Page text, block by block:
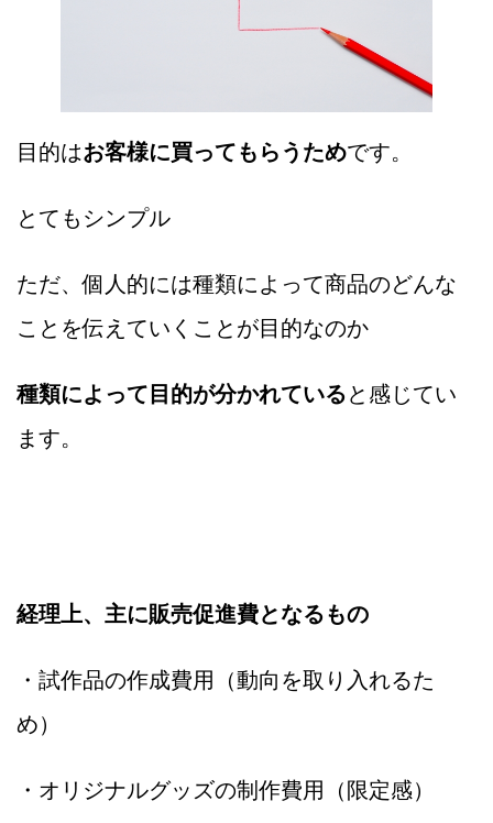
目的はお客様に買ってもらうためです。
とてもシンプル
ただ、個人的には種類によって商品のどんな
ことを伝えていくことが目的なのか
種類によって目的が分かれていると感じてい
ます。
経理上、主に販売促進費となるもの
・試作品の作成費用（動向を取り入れるた
め）
・オリジナルグッズの制作費用（限定感）